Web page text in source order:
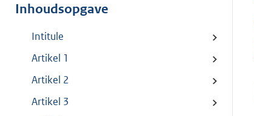
Inhoudsopgave
Intitule
Artikel 1
Artikel 2
Artikel 3